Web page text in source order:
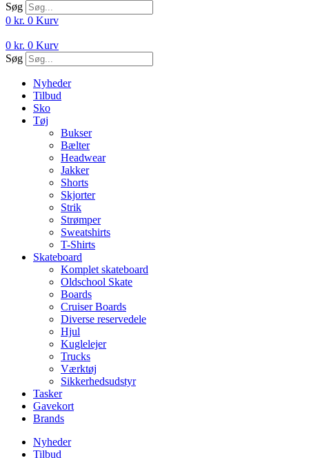
Søg
0 kr. 0 Kurv
0 kr. 0 Kurv
Søg
Nyheder
Tilbud
Sko
Tøj
Bukser
Bælter
Headwear
Jakker
Shorts
Skjorter
Strik
Strømper
Sweatshirts
T-Shirts
Skateboard
Komplet skateboard
Oldschool Skate
Boards
Cruiser Boards
Diverse reservedele
Hjul
Kuglelejer
Trucks
Værktøj
Sikkerhedsudstyr
Tasker
Gavekort
Brands
Nyheder
Tilbud